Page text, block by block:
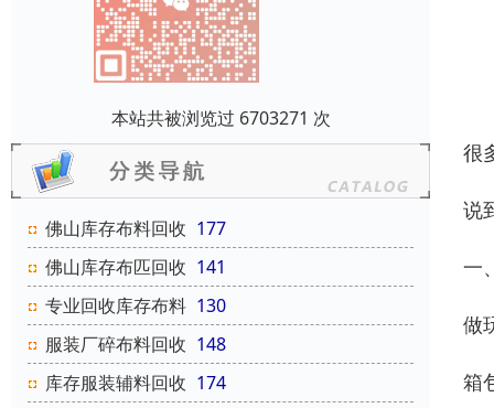
本站共被浏览过 6703271 次
佛山库存布料回收 177
佛山库存布匹回收 141
专业回收库存布料 130
服装厂碎布料回收 148
库存服装辅料回收 174
很
说
一
做
箱